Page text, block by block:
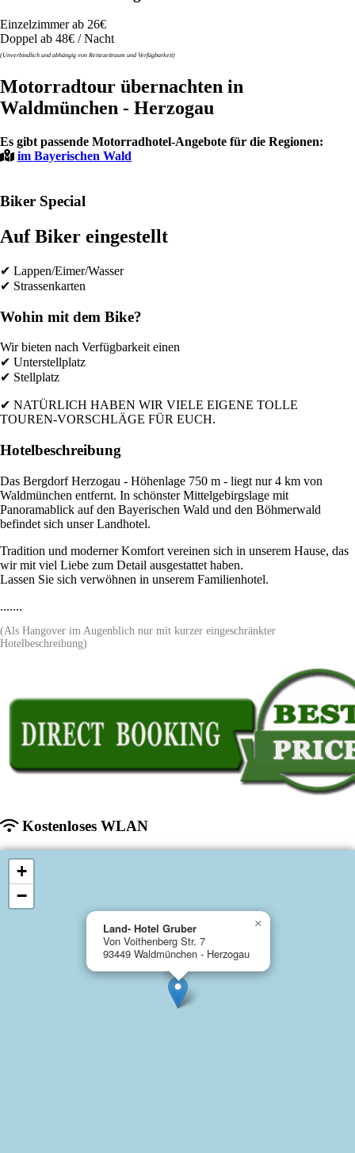
Einzelzimmer ab 26€
Doppel ab 48€ / Nacht
(Unverbindlich und abhängig von Reisezeitraum und Verfügbarkeit)
Motorradtour übernachten in
Waldmünchen - Herzogau
Es gibt passende Motorradhotel-Angebote für die Regionen:
im Bayerischen Wald
Biker Special
Auf Biker eingestellt
✔ Lappen/Eimer/Wasser
✔ Strassenkarten
Wohin mit dem Bike?
Wir bieten nach Verfügbarkeit einen
✔ Unterstellplatz
✔ Stellplatz
✔ NATÜRLICH HABEN WIR VIELE EIGENE TOLLE
TOUREN-VORSCHLÄGE FÜR EUCH.
Hotelbeschreibung
Das Bergdorf Herzogau - Höhenlage 750 m - liegt nur 4 km von
Waldmünchen entfernt. In schönster Mittelgebirgslage mit
Panoramablick auf den Bayerischen Wald und den Böhmerwald
befindet sich unser Landhotel.
Tradition und moderner Komfort vereinen sich in unserem Hause, das
wir mit viel Liebe zum Detail ausgestattet haben.
Lassen Sie sich verwöhnen in unserem Familienhotel.
.......
(Als Hangover im Augenblich nur mit kurzer eingeschränkter
Hotelbeschreibung)
Kostenloses WLAN
Land- Hotel Gruber
Von Voithenberg Str. 7
93449 Waldmünchen - Herzogau
×
+
−